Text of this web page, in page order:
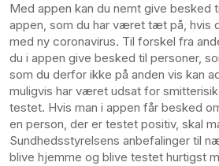
Med appen kan du nemt give besked
appen, som du har været tæt på, hvis
med ny coronavirus. Til forskel fra
du i appen give besked til personer,
som du derfor ikke på anden vis kan
muligvis har været udsat for
testet. Hvis man i appen får besked
en person, der er testet positiv, skal
Sundhedsstyrelsens anbefalinger til
blive hjemme og blive testet hurtigst